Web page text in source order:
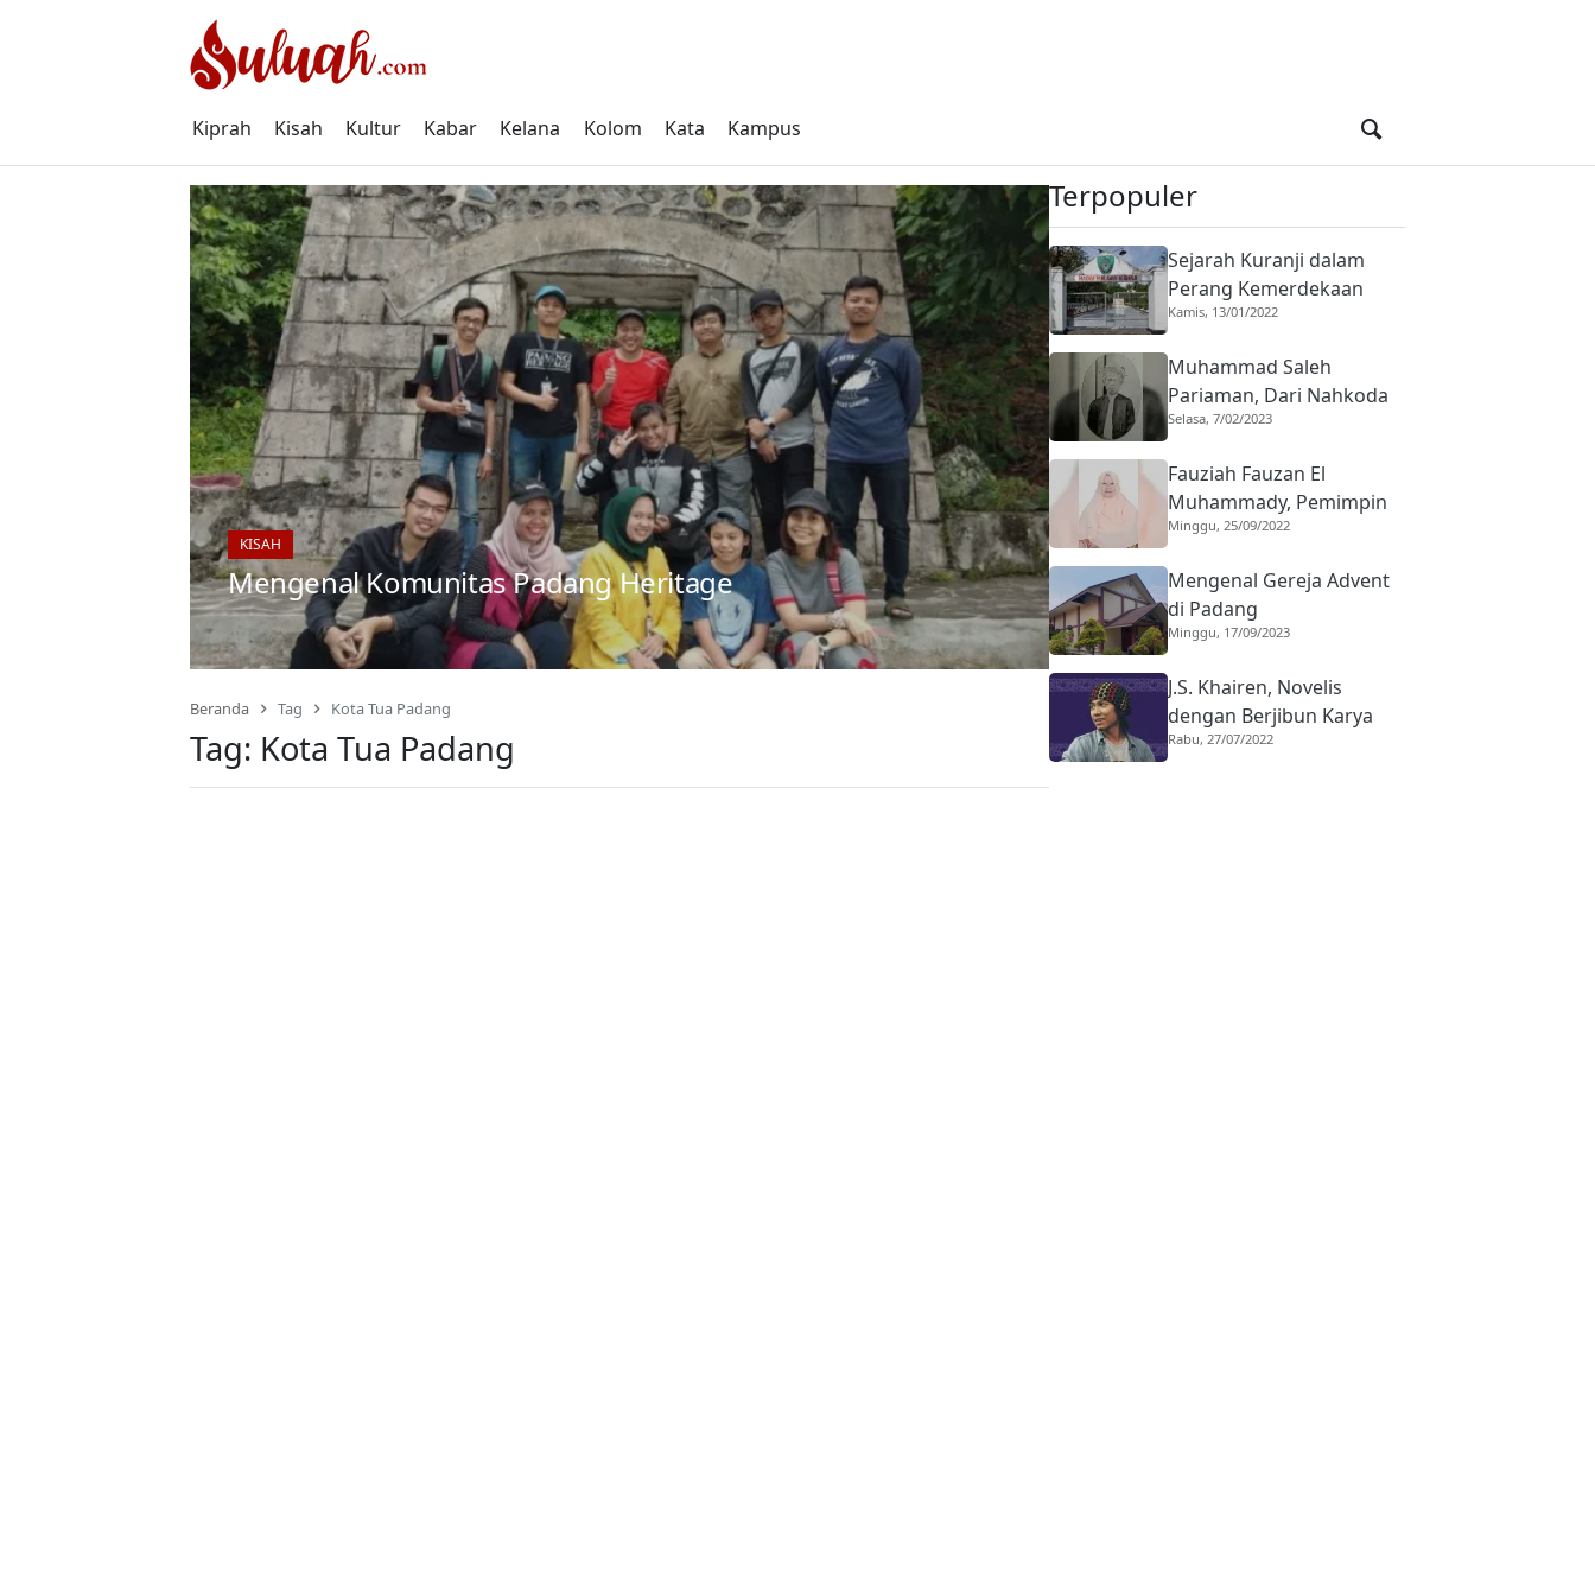
Kiprah Kisah Kultur Kabar Kelana Kolom Kata Kampus
KISAH
Mengenal Komunitas Padang Heritage
Beranda Tag Kota Tua Padang
Tag: Kota Tua Padang
Terpopuler
Sejarah Kuranji dalam
Perang Kemerdekaan
Indonesia, Basis Harimau
Kamis, 13/01/2022
Muhammad Saleh
Pariaman, Dari Nahkoda
ke Saudagar
Selasa, 7/02/2023
Fauziah Fauzan El
Muhammady, Pemimpin
Diniyyah Puteri
Minggu, 25/09/2022
Mengenal Gereja Advent
di Padang
Minggu, 17/09/2023
J.S. Khairen, Novelis
dengan Berjibun Karya
Lintas Genre
Rabu, 27/07/2022